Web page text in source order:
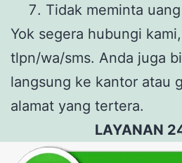
Tidak meminta
Yok segera hubungi
tlpn/wa/sms. Anda juga
langsung ke kantor atau
alamat yang tertera.
LAYANAN